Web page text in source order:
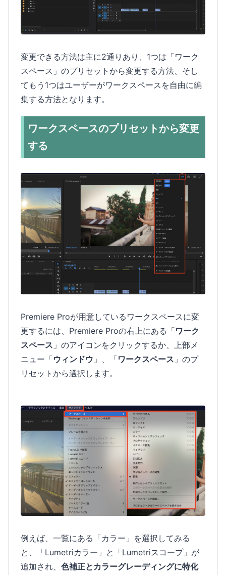
変更できる方法は主に2通りあり、1つは「ワーク
スペース」のプリセットから変更する方法、そし
てもう1つはユーザーがワークスペースを自由に編
集する方法となります。
ワークスペースのプリセットから変更
する
Premiere Proが用意しているワークスペースに変
更するには、Premiere Proの右上にある「ワーク
スペース 」のアイコンをクリックするか、上部メ
ニュー「ウィンドウ 」、「ワークスペース 」のプ
リセットから選択します。
例えば、一覧にある「カラー」を選択してみる
と、「Lumetriカラー」と「Lumetriスコープ」が
追加され、 色補正とカラーグレーディングに特化